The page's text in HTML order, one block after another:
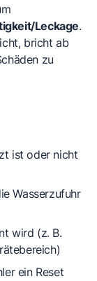
Leckage.
bricht ab
zu
ist oder nicht
Wasserzufuhr
wird (z. B.
ein Reset